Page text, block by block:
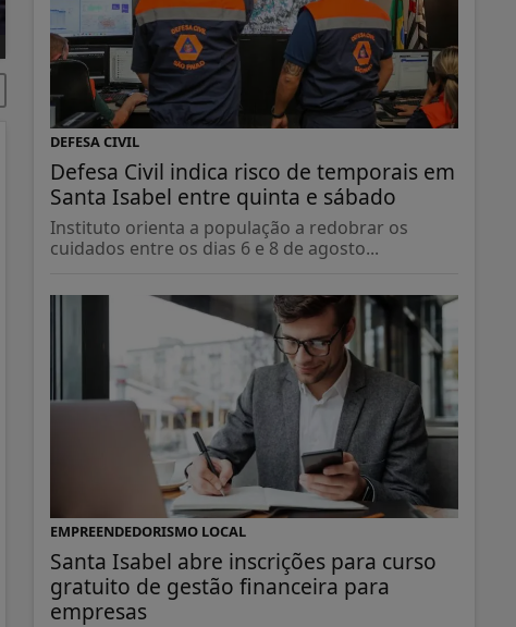
DEFESA CIVIL
Defesa Civil indica risco de temporais em
Santa Isabel entre quinta e sábado
Instituto orienta a população a redobrar os
cuidados entre os dias 6 e 8 de agosto...
EMPREENDEDORISMO LOCAL
Santa Isabel abre inscrições para curso
gratuito de gestão financeira para
empresas